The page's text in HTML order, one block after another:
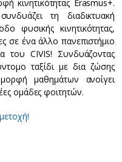
κινητικότητας Erasmus+.
τη διαδικτυακή
φυσικής κινητικότητας,
σε ένα άλλο πανεπιστήμιο
του CIVIS! Συνδυάζοντας
ταξίδι με δια ζώσης
μαθημάτων ανοίγει
ομάδες φοιτητών.